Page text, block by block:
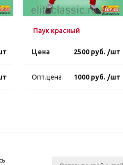
Паук красный
Цена 2500 руб. /шт
Опт.цена 1000 руб. /шт